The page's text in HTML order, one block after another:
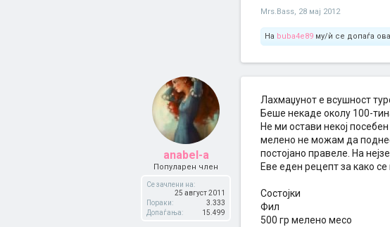
Mrs.Bass, 28 мај 2012
На buba4e89 му/ѝ се допаѓа
anabel-a
Популарен член
Се зачлени на:
25 август 2011
Пораки:
3.333
Допаѓања:
15.499
Лахмаџунот е всушност
Беше некаде околу 100-
Не ми остави некој
мелено не можам да
постојано правеле. На
Еве еден рецепт за како се
Состојки
Фил
500 гр мелено месо